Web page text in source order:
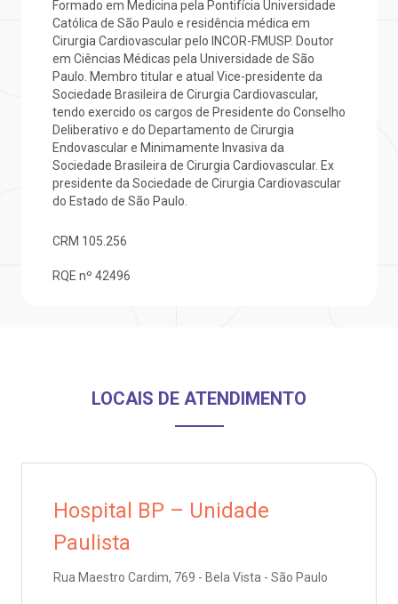
Saiba mais
Endereço:
R. Martiniano de Carvalho, 965
CEP: 01323-001 | Bela Vista
São Paulo - SP
Clínica Medicina da Mulher
Saiba mais
Endereço:
CEP: 01438-000 | Jardim Paulista
São Paulo - SP
a BP
Conosco
de Benchmarking
atendimento
Cirurgia
frequentes
de Sangue
de cuidado
Formado em Medicina pela Pontifícia Universidade
Católica de São Paulo e residência médica em
Cirurgia Cardiovascular pelo INCOR-FMUSP. Doutor
em Ciências Médicas pela Universidade de São
Paulo. Membro titular e atual Vice-presidente da
Sociedade Brasileira de Cirurgia Cardiovascular,
tendo exercido os cargos de Presidente do Conselho
Deliberativo e do Departamento de Cirurgia
Endovascular e Minimamente Invasiva da
Sociedade Brasileira de Cirurgia Cardiovascular. Ex
presidente da Sociedade de Cirurgia Cardiovascular
do Estado de São Paulo.
CRM 105.256
RQE nº 42496
LOCAIS DE ATENDIMENTO
Hospital BP – Unidade
Paulista
Rua Maestro Cardim, 769 - Bela Vista - São Paulo